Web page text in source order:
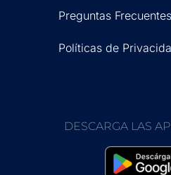
Preguntas Frecuentes
Políticas de
DESCARGA LAS